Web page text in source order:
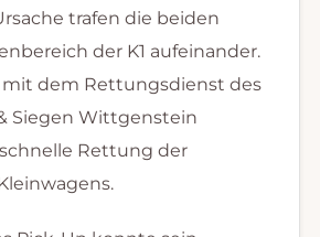
trafen die beiden
der K1 aufeinander.
mit dem Rettungsdienst des
Siegen Wittgenstein
Rettung der